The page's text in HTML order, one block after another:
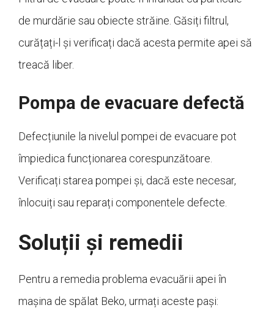
de murdărie sau obiecte străine. Găsiți filtrul,
curățați-l și verificați dacă acesta permite apei să
treacă liber.
Pompa de evacuare defectă
Defecțiunile la nivelul pompei de evacuare pot
împiedica funcționarea corespunzătoare.
Verificați starea pompei și, dacă este necesar,
înlocuiți sau reparați componentele defecte.
Soluții și remedii
Pentru a remedia problema evacuării apei în
mașina de spălat Beko, urmați aceste pași: